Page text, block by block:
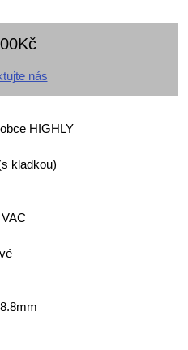
nás
HIGHLY
kladkou)